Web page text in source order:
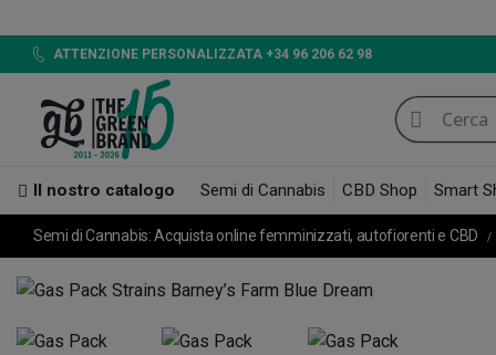
ATTENZIONE PERSONALIZZATA +34 96 206 62 98
Il nostro catalogo Semi di Cannabis CBD Shop Smart
Semi di Cannabis: Acquista online femminizzati, autofiorenti e CBD